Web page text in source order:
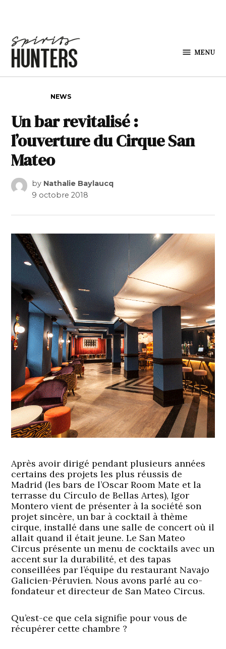
MENU
NEWS
Un bar revitalisé :
l’ouverture du Cirque San
Mateo
by Nathalie Baylaucq
9 octobre 2018
Après avoir dirigé pendant plusieurs années
certains des projets les plus réussis de
Madrid (les bars de l’Oscar Room Mate et la
terrasse du Círculo de Bellas Artes), Igor
Montero vient de présenter à la société son
projet sincère, un bar à cocktail à thème
cirque, installé dans une salle de concert où il
allait quand il était jeune. Le San Mateo
Circus présente un menu de cocktails avec un
accent sur la durabilité, et des tapas
conseillées par l’équipe du restaurant Navajo
Galicien-Péruvien. Nous avons parlé au co-
fondateur et directeur de San Mateo Circus.
Qu’est-ce que cela signifie pour vous de
récupérer cette chambre ?